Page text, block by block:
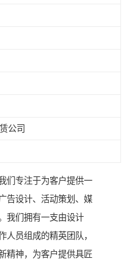
公司
们专注于为客户提供一
告设计、活动策划、媒
我们拥有一支由设计
人员组成的精英团队，
精神，为客户提供具匠